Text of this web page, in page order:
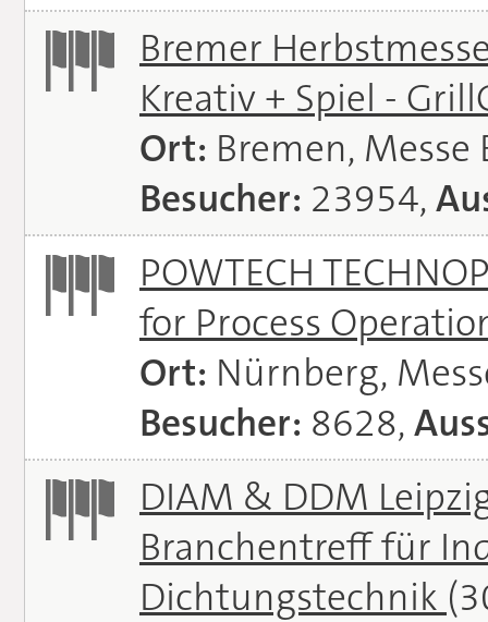
Bremer
Kreativ + Spiel -
Ort: Bremen, Messe
Besucher: 23954,
POWTECH
for Process
Ort: Nürnberg,
Besucher: 8628,
DIAM & DDM
Branchentreff für
Dichtungstechnik